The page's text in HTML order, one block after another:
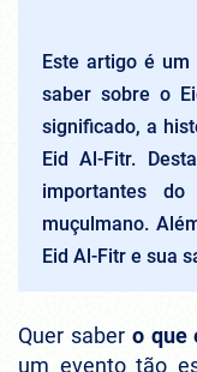
Este artigo é
saber sobre o
significado, a
Eid Al-Fitr.
importantes
muçulmano.
Eid Al-Fitr e sua
Quer saber o que
um evento tão